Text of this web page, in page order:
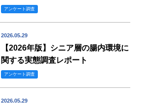
アンケート調査
2026.05.29
【2026年版】シニア層の腸内環境に
関する実態調査レポート
アンケート調査
2026.05.29